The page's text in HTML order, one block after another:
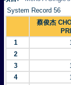
System Record 56
蔡俊杰
1
2
3
4